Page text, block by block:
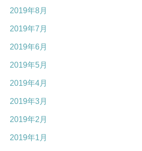
2019年8月
2019年7月
2019年6月
2019年5月
2019年4月
2019年3月
2019年2月
2019年1月